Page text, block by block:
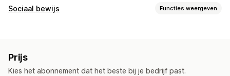
Videobeheer
Aanpassing
Sociaal bewijs Functies weergeven
Weergaveopties
Prijs
Kies het abonnement dat het beste bij je bedrijf past.